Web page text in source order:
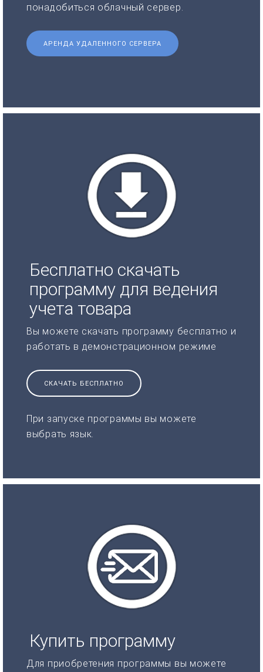
понадобиться облачный сервер.
АРЕНДА УДАЛЕННОГО СЕРВЕРА
Бесплатно скачать
программу для ведения
учета товара
Вы можете скачать программу бесплатно и
работать в демонстрационном режиме
СКАЧАТЬ БЕСПЛАТНО
При запуске программы вы можете
выбрать язык.
Купить программу
Для приобретения программы вы можете